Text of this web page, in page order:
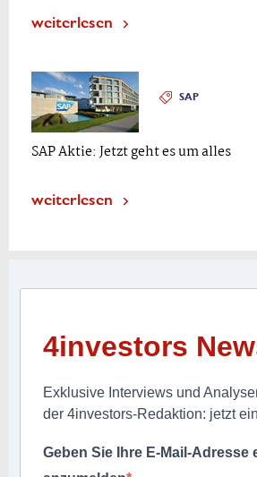
weiterlesen
SAP
SAP Aktie: Jetzt geht es um alles
weiterlesen
4investors
Exklusive Interviews und
der 4investors-Redaktion: jetzt
Geben Sie Ihre E-Mail-Adresse